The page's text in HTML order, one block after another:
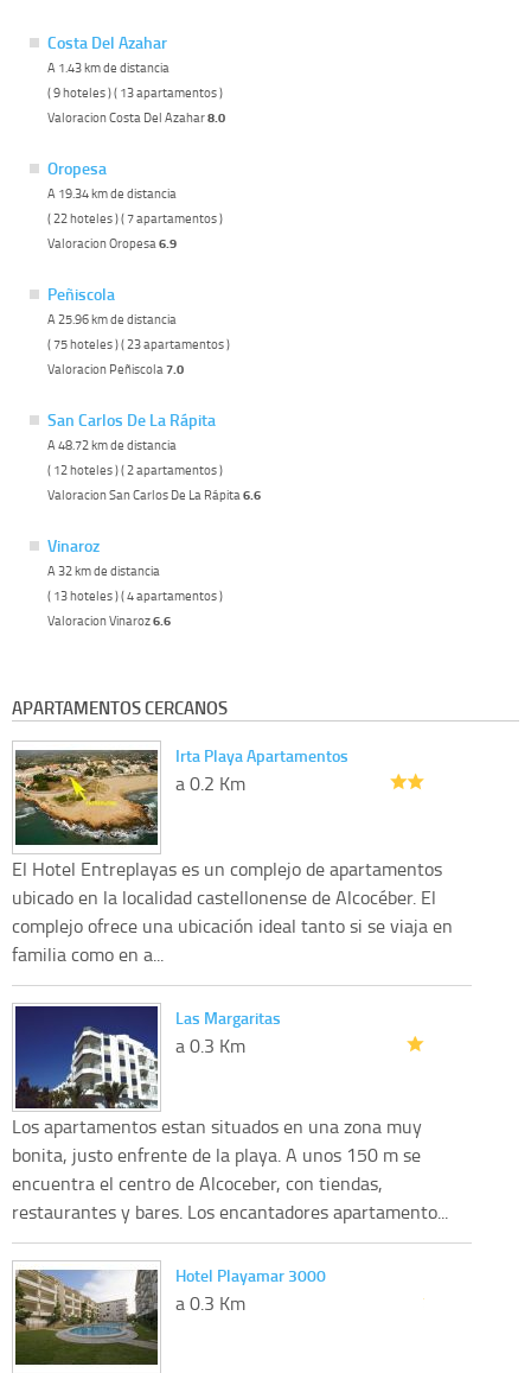
Costa Del Azahar
A 1.43 km de distancia
( 9 hoteles ) ( 13 apartamentos )
Valoracion Costa Del Azahar8.0
Oropesa
A 19.34 km de distancia
( 22 hoteles ) ( 7 apartamentos )
Valoracion Oropesa 6.9
Peñiscola
A 25.96 km de distancia
( 75 hoteles ) ( 23 apartamentos )
Valoracion Peñiscola 7.0
San Carlos De La Rápita
A 48.72 km de distancia
( 12 hoteles ) ( 2 apartamentos )
Valoracion San Carlos De La Rápita 6.6
Vinaroz
A 32 km de distancia
( 13 hoteles ) ( 4 apartamentos )
Valoracion Vinaroz6.6
APARTAMENTOS CERCANOS
Irta Playa Apartamentos
a 0.2 Km
El Hotel Entreplayas es un complejo de apartamentos
ubicado en la localidad castellonense de Alcocéber. El
complejo ofrece una ubicación ideal tanto si se viaja en
familia como en a...
Las Margaritas
a 0.3 Km
Los apartamentos estan situados en una zona muy
bonita, justo enfrente de la playa. A unos 150 m se
encuentra el centro de Alcoceber, con tiendas,
restaurantes y bares. Los encantadores apartamento...
Hotel Playamar 3000
a 0.3 Km